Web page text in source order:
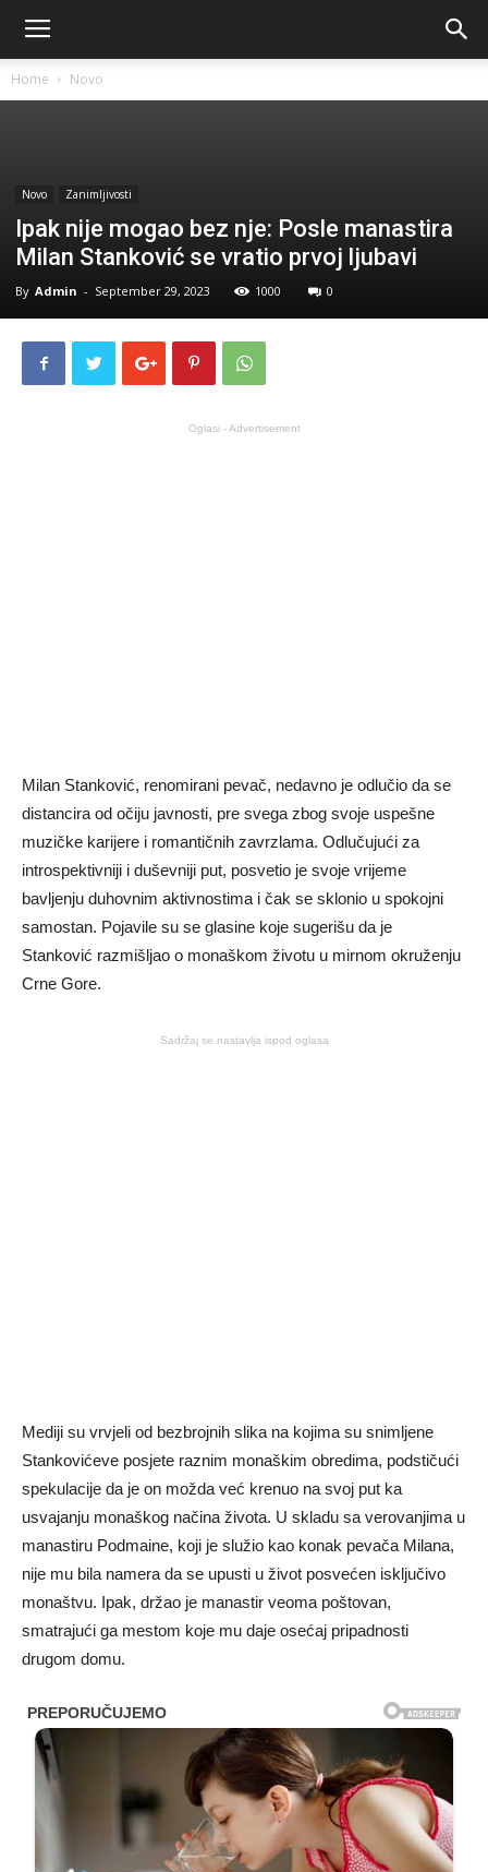
Home Novo
Novo Zanimljivosti
Ipak nije mogao bez nje: Posle manastira
Milan Stanković se vratio prvoj ljubavi
By Admin - September 29, 2023 1000 0
Oglasi - Advertisement
Milan Stanković, renomirani pevač, nedavno je odlučio da se
distancira od očiju javnosti, pre svega zbog svoje uspešne
muzičke karijere i romantičnih zavrzlama. Odlučujući za
introspektivniji i duševniji put, posvetio je svoje vrijeme
bavljenju duhovnim aktivnostima i čak se sklonio u spokojni
samostan. Pojavile su se glasine koje sugerišu da je
Stanković razmišljao o monaškom životu u mirnom okruženju
Crne Gore.
Sadržaj se nastavlja ispod oglasa
Mediji su vrvjeli od bezbrojnih slika na kojima su snimljene
Stankovićeve posjete raznim monaškim obredima, podstičući
spekulacije da je on možda već krenuo na svoj put ka
usvajanju monaškog načina života. U skladu sa verovanjima u
manastiru Podmaine, koji je služio kao konak pevača Milana,
nije mu bila namera da se upusti u život posvećen isključivo
monaštvu. Ipak, držao je manastir veoma poštovan,
smatrajući ga mestom koje mu daje osećaj pripadnosti
drugom domu.